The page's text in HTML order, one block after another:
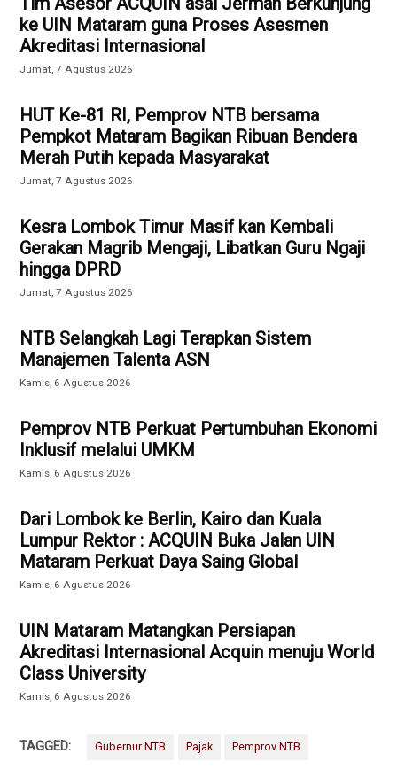
ke UIN Mataram guna Proses Asesmen
Akreditasi Internasional
Jumat, 7 Agustus 2026
HUT Ke-81 RI, Pemprov NTB bersama
Pempkot Mataram Bagikan Ribuan Bendera
Merah Putih kepada Masyarakat
Jumat, 7 Agustus 2026
Kesra Lombok Timur Masif kan Kembali
Gerakan Magrib Mengaji, Libatkan Guru Ngaji
hingga DPRD
Jumat, 7 Agustus 2026
NTB Selangkah Lagi Terapkan Sistem
Manajemen Talenta ASN
Kamis, 6 Agustus 2026
Pemprov NTB Perkuat Pertumbuhan Ekonomi
Inklusif melalui UMKM
Kamis, 6 Agustus 2026
Dari Lombok ke Berlin, Kairo dan Kuala
Lumpur Rektor : ACQUIN Buka Jalan UIN
Mataram Perkuat Daya Saing Global
Kamis, 6 Agustus 2026
UIN Mataram Matangkan Persiapan
Akreditasi Internasional Acquin menuju World
Class University
Kamis, 6 Agustus 2026
TAGGED: Gubernur NTB Pajak Pemprov NTB